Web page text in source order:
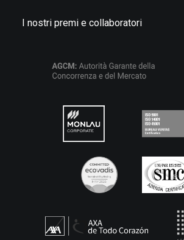
I nostri premi e collaboratori